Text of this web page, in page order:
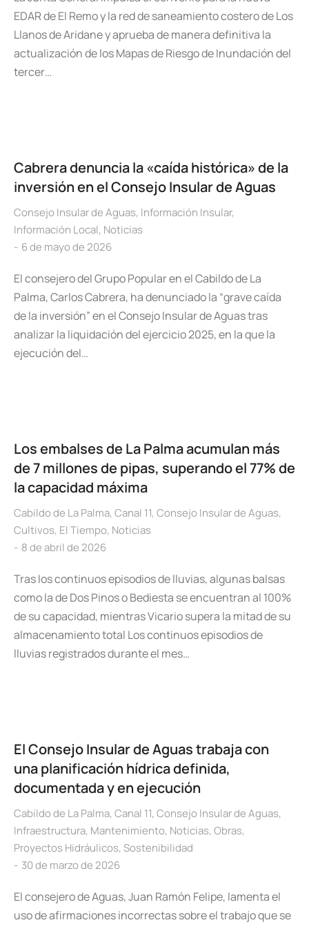
EDAR de El Remo y la red de saneamiento costero de Los
Llanos de Aridane y aprueba de manera definitiva la
actualización de los Mapas de Riesgo de Inundación del
tercer…
Cabrera denuncia la «caída histórica» de la
inversión en el Consejo Insular de Aguas
Consejo Insular de Aguas, Información Insular,
Información Local, Noticias
6 de mayo de 2026
El consejero del Grupo Popular en el Cabildo de La
Palma, Carlos Cabrera, ha denunciado la “grave caída
de la inversión” en el Consejo Insular de Aguas tras
analizar la liquidación del ejercicio 2025, en la que la
ejecución del…
Los embalses de La Palma acumulan más
de 7 millones de pipas, superando el 77% de
la capacidad máxima
Cabildo de La Palma, Canal 11, Consejo Insular de Aguas,
Cultivos, El Tiempo, Noticias
8 de abril de 2026
Tras los continuos episodios de lluvias, algunas balsas
como la de Dos Pinos o Bediesta se encuentran al 100%
de su capacidad, mientras Vicario supera la mitad de su
almacenamiento total Los continuos episodios de
lluvias registrados durante el mes…
El Consejo Insular de Aguas trabaja con
una planificación hídrica definida,
documentada y en ejecución
Cabildo de La Palma, Canal 11, Consejo Insular de Aguas,
Infraestructura, Mantenimiento, Noticias, Obras,
Proyectos Hidráulicos, Sostenibilidad
30 de marzo de 2026
El consejero de Aguas, Juan Ramón Felipe, lamenta el
uso de afirmaciones incorrectas sobre el trabajo que se